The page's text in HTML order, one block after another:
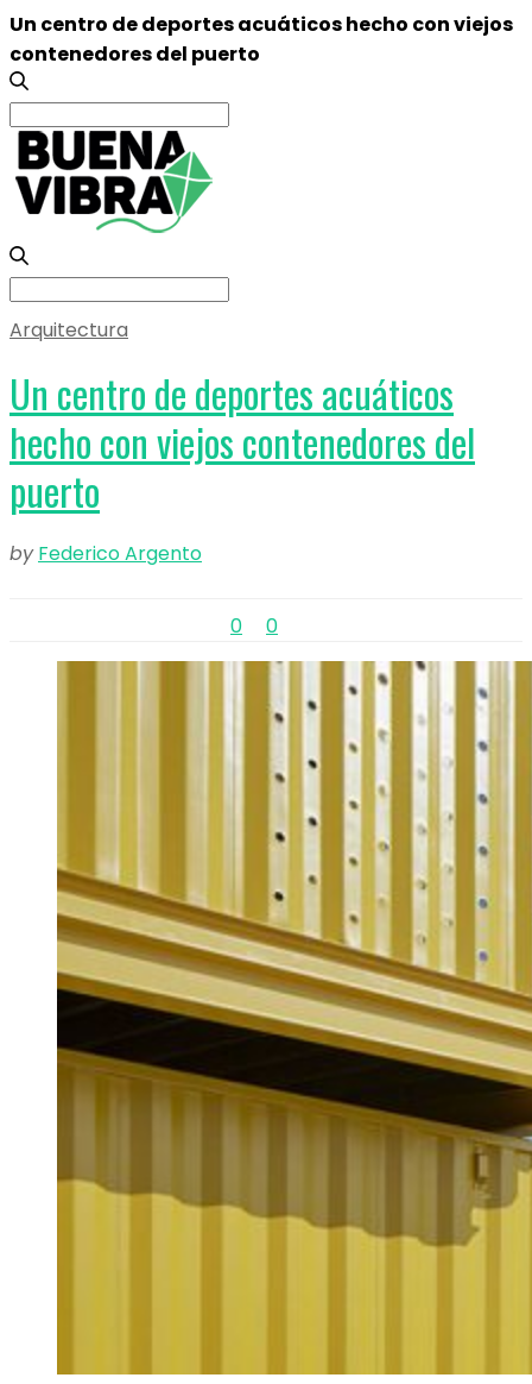
Un centro de deportes acuáticos hecho con viejos
contenedores del puerto
Search
for:
Search
Arquitectura
Un centro de deportes acuáticos
hecho con viejos contenedores del
puerto
by Federico Argento
0 0